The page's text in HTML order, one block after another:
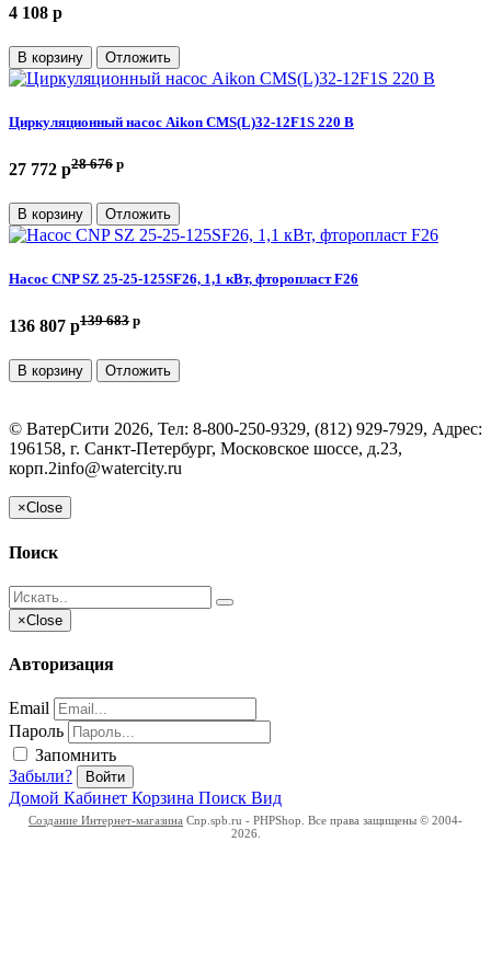
4 108 p
В корзину Отложить
Циркуляционный насос Aikon CMS(L)32-12F1S 220 В
27 772 p28 676 p
В корзину Отложить
Насос CNP SZ 25-25-125SF26, 1,1 кВт, фторопласт F26
136 807 p139 683 p
В корзину Отложить
© ВатерСити 2026, Тел: 8-800-250-9329, (812) 929-7929, Адрес:
196158, г. Санкт-Петербург, Московское шоссе, д.23,
корп.2info@watercity.ru
×Close
Поиск
×Close
Авторизация
Email
Пароль
Запомнить
Забыли?
Войти
Домой Кабинет Корзина Поиск Вид
Создание Интернет-магазина Cnp.spb.ru - PHPShop. Все права защищены © 2004-
2026.